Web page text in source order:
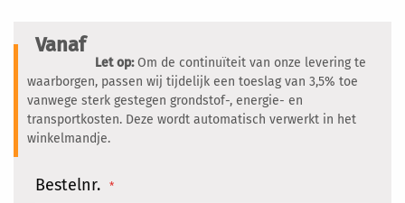
Vanaf
Let op:Om de continuïteit van onze levering te
waarborgen, passen wij tijdelijk een toeslag van 3,5% toe
vanwege sterk gestegen grondstof-, energie- en
transportkosten. Deze wordt automatisch verwerkt in het
winkelmandje.
Bestelnr.